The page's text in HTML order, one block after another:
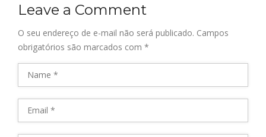
Leave a Comment
O seu endereço de e-mail não será publicado. Campos
obrigatórios são marcados com *